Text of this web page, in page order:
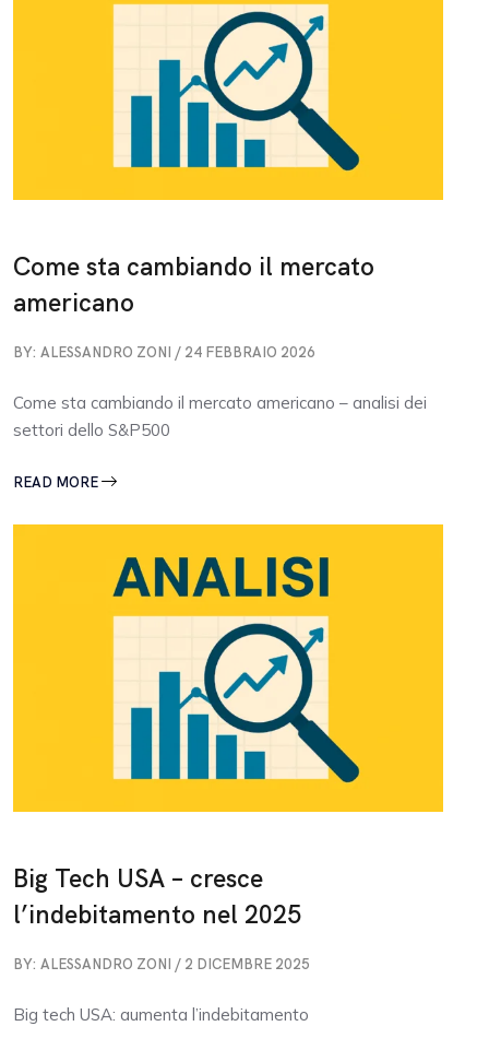
Come sta cambiando il mercato
americano
BY: ALESSANDRO ZONI / 24 FEBBRAIO 2026
Come sta cambiando il mercato americano – analisi dei
settori dello S&P500
READ MORE
Big Tech USA – cresce
l’indebitamento nel 2025
BY: ALESSANDRO ZONI / 2 DICEMBRE 2025
Big tech USA: aumenta l’indebitamento